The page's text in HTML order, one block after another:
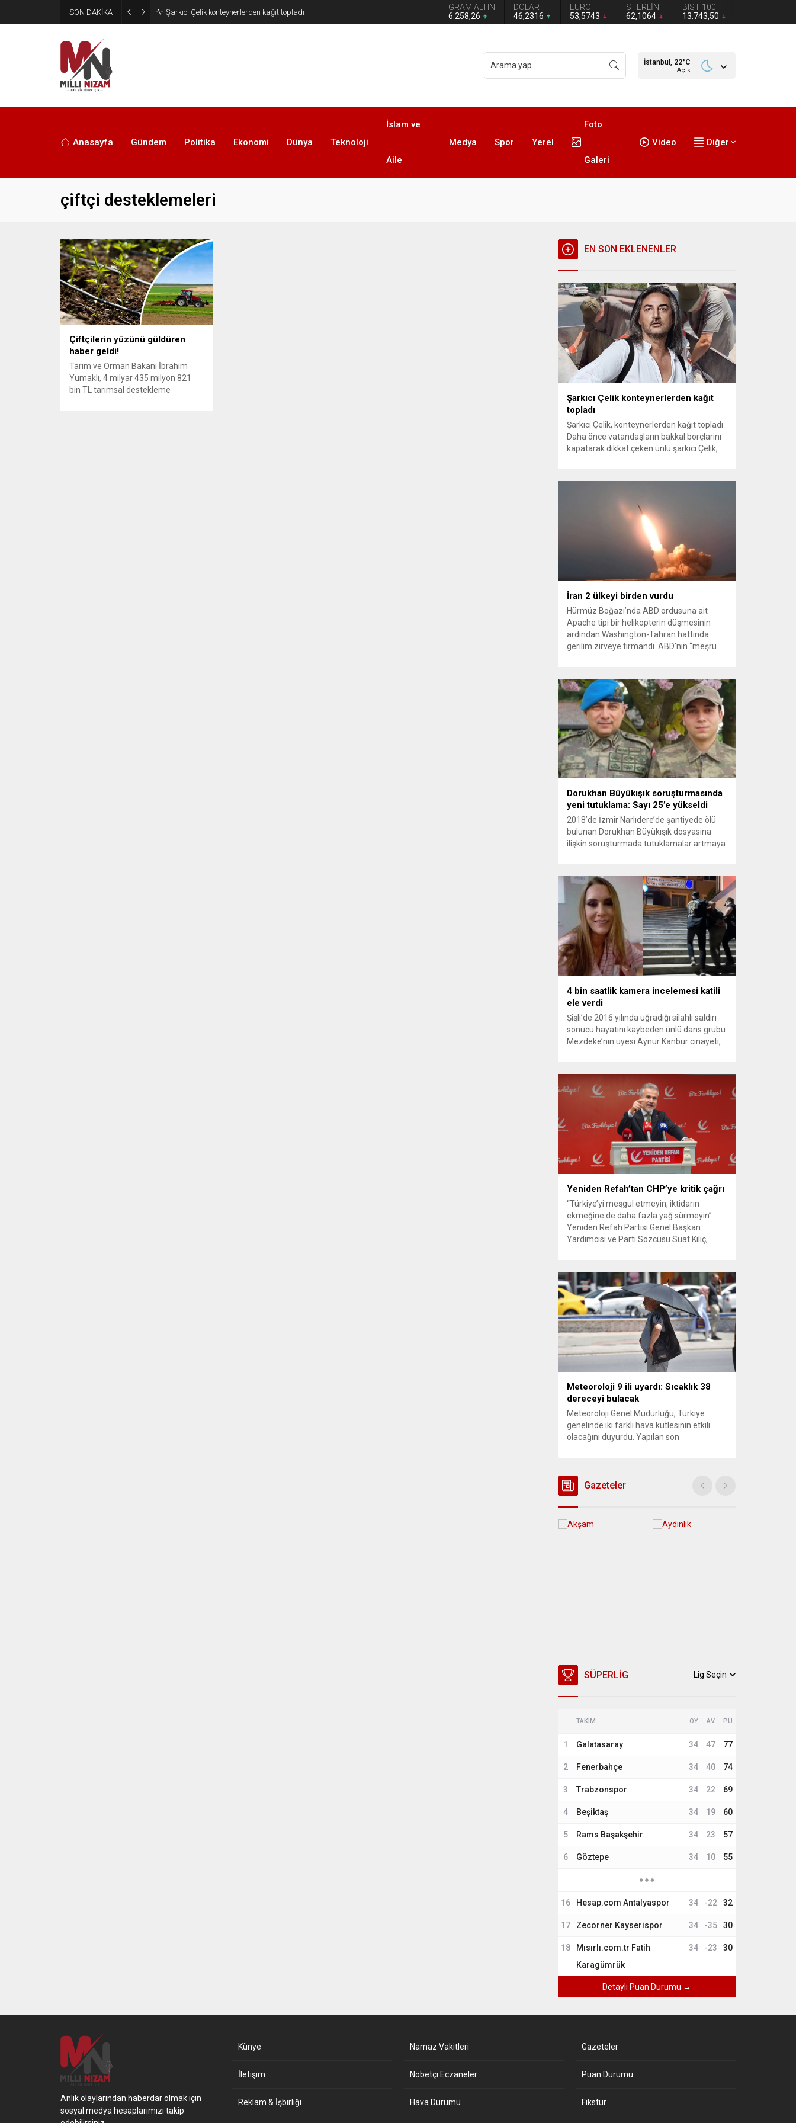
SON DAKİKA İran 2 ülkeyi birden vurdu
GRAM ALTIN
6.258,26
DOLAR
46,2316
EURO
53,5743
STERLİN
62,1064
BIST 100
13.743,50
İstanbul, 22°C
Açık
Anasayfa Gündem Politika Ekonomi Dünya Teknoloji
İslam ve
Aile
Medya Spor Yerel
Foto
Galeri
Video Diğer
çiftçi desteklemeleri
Çiftçilerin yüzünü güldüren
haber geldi!
Tarım ve Orman Bakanı İbrahim
Yumaklı, 4 milyar 435 milyon 821
bin TL tarımsal destekleme
EN SON EKLENENLER
Şarkıcı Çelik konteynerlerden kağıt
topladı
Şarkıcı Çelik, konteynerlerden kağıt topladı
Daha önce vatandaşların bakkal borçlarını
kapatarak dikkat çeken ünlü şarkıcı Çelik,
kağıt toplayarak geçimini sağlayan Serpil
konteynerlerden kağıt topladı. Ünlü şarkıcı
Çelik, Samsun’un İlkadım ilçesinde çöpten
İran 2 ülkeyi birden vurdu
Hürmüz Boğazı’nda ABD ordusuna ait
Apache tipi bir helikopterin düşmesinin
ardından Washington-Tahran hattında
gerilim zirveye tırmandı. ABD’nin “meşru
vurmasına, İran Devrim Muhafızları
Bahreyn ve Ürdün’deki Amerikan askeri
üslerini hedef alarak sert karşılık verdi.
Tahran, yeni bir ABD saldırısına anında
yanıt verileceğini duyurdu....
Dorukhan Büyükışık soruşturmasında
yeni tutuklama: Sayı 25’e yükseldi
2018’de İzmir Narlıdere’de şantiyede ölü
bulunan Dorukhan Büyükışık dosyasına
ilişkin soruşturmada tutuklamalar artmaya
tutuklanmasıyla dosyadaki tutuklu sayısı
25’e yükseldi. İzmir’in Narlıdere ilçesinde
2018 yılında şantiyede ölü bulunan
Dorukhan Büyükışık’a ilişkin yeniden açılan
soruşturmada tutuklamalar genişliyor. Son
olarak dönemin...
4 bin saatlik kamera incelemesi katili
ele verdi
Şişli’de 2016 yılında uğradığı silahlı saldırı
sonucu hayatını kaybeden ünlü dans grubu
Mezdeke’nin üyesi Aynur Kanbur cinayeti,
Akbil kaydını inceleyen Cinayet Büro
ekipleri, cinayeti işlediğini itiraf eden
maktulün akrabası Bülent G. ile azmettirici
olduğu öne sürülen 2...
Yeniden Refah’tan CHP’ye kritik çağrı
“Türkiye’yi meşgul etmeyin, iktidarın
ekmeğine de daha fazla yağ sürmeyin”
Yeniden Refah Partisi Genel Başkan
Yardımcısı ve Parti Sözcüsü Suat Kılıç,
muhalefetsiz, ana muhalefet gündemsiz
kalmamalıdır. Bir an önce anlaşın, kurultay
kararı alın, sorunun kaynağı değil, çözümün
adresi olun. Türkiye’yi...
Meteoroloji 9 ili uyardı: Sıcaklık 38
dereceyi bulacak
Meteoroloji Genel Müdürlüğü, Türkiye
genelinde iki farklı hava kütlesinin etkili
olacağını duyurdu. Yapılan son
geçişleri beklenirken; Ege ve Güneydoğu
Anadolu bölgelerindeki 9 ilde ise hava
sıcaklıkları mevsim normallerinin üzerine
çıkarak yaz değerlerine ulaşacak. Ayrıca...
Gazeteler
SÜPERLIG Lig Seçin
TAKIM OY AV PU
1 Galatasaray 34 47 77
2 Fenerbahçe 34 40 74
3 Trabzonspor 34 22 69
4 Beşiktaş 34 19 60
5 Rams Başakşehir 34 23 57
6 Göztepe 34 10 55
16 Hesap.com Antalyaspor 34 -22 32
17 Zecorner Kayserispor 34 -35 30
18
Mısırlı.com.tr Fatih
Karagümrük
34 -23 30
Detaylı Puan Durumu →
Anlık olaylarından haberdar olmak için
sosyal medya hesaplarımızı takip
Künye
İletişim
Reklam & İşbirliği
Namaz Vakitleri
Nöbetçi Eczaneler
Hava Durumu
Gazeteler
Puan Durumu
Fikstür